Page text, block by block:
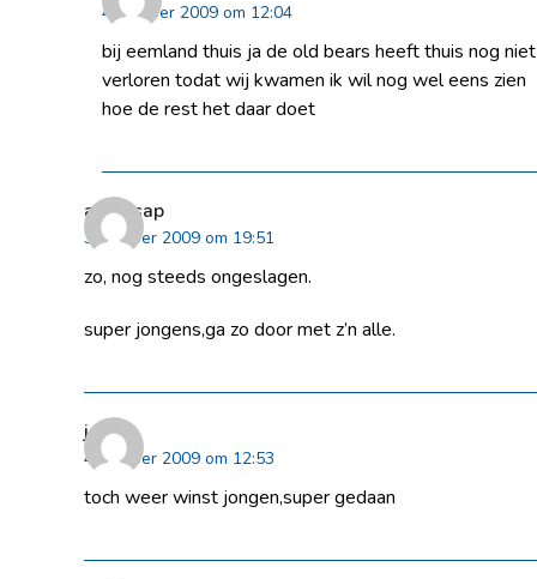
4 oktober 2009 om 12:04
bij eemland thuis ja de old bears heeft thuis nog niet
verloren todat wij kwamen ik wil nog wel eens zien
hoe de rest het daar doet
appelsap
3 oktober 2009 om 19:51
zo, nog steeds ongeslagen.
super jongens,ga zo door met z’n alle.
jaco
4 oktober 2009 om 12:53
toch weer winst jongen,super gedaan